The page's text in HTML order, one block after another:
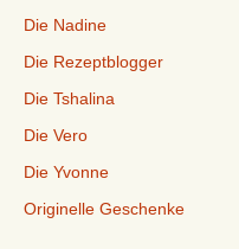
Die Nadine
Die Rezeptblogger
Die Tshalina
Die Vero
Die Yvonne
Originelle Geschenke